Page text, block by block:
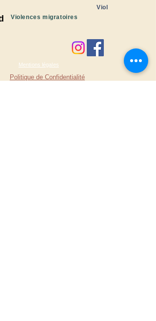
Viol
Violences migratoires
Mentions légales
Politique de Confidentialité